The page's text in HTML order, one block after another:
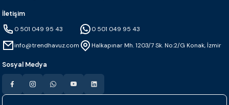
İletişim
0 501 049 95 43
info@trendhavuz.com
0 501 049 95 43
Halkapınar Mh. 1203/7 Sk. No:2/G Konak, İzmir
Sosyal Medya